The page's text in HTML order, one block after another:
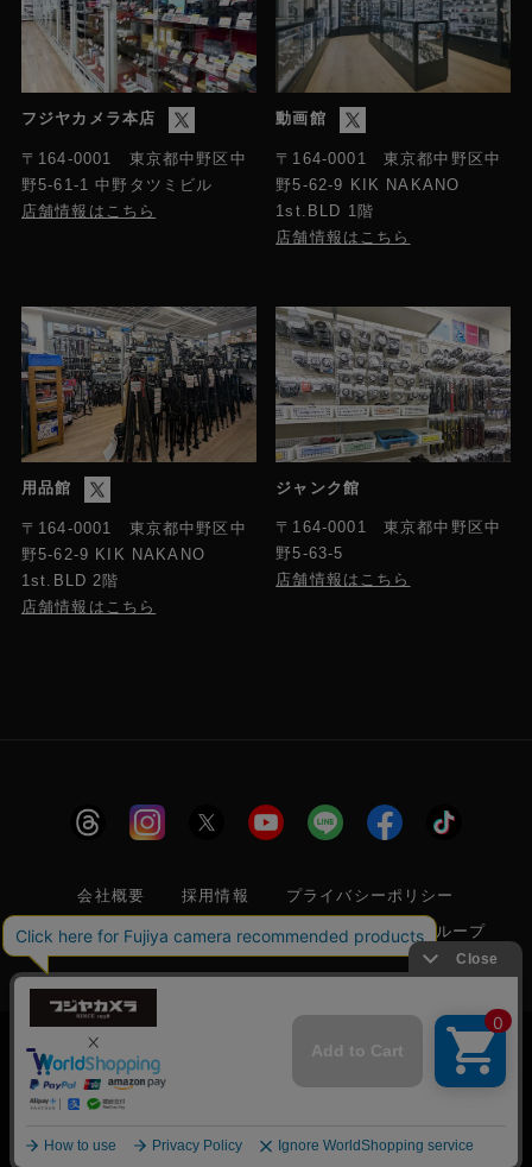
RJ-45 x 1（100BASE-TX / 1000BASE-T）
DC IN
DC JACK（添付ACアダプター専用）
無線LAN
IEEE802.11a/b/g/n/ac（2.4GHz/5GHz帯）、デュアル
アンテナ型内蔵無線LAN（MIMO方式）
別売SSDメディアアダプター（KA-MC100）の接続
に使用
付属品
取扱説明書（簡易版）
保証書
バッテリー（BN-VC296G）
ACアダプター
フジヤカメラ本店
〒164-0001 東京都中野区中
野5-61-1 中野タツミビル
店舗情報はこちら
動画館
〒164-0001 東京都中野区中
野5-62-9 KIK NAKANO
1st.BLD 1階
店舗情報はこちら
用品館
〒164-0001 東京都中野区中
野5-62-9 KIK NAKANO
1st.BLD 2階
店舗情報はこちら
ジャンク館
〒164-0001 東京都中野区中
野5-63-5
店舗情報はこちら
会社概要 採用情報
プライバシーポリシー
特定商取引に関する法律に基づく表示
フジヤグループ
商標登録 第5211024号 株式会社フジヤカメラ店 古物商許可番
号 東京都公安委員会 第304399601272号
© 2006 FUJIYACAMERA SHOP
当サイトでは利便性向上のためクッキー(Cookie)
を使用しています。クッキー(Cookie)の使用に関
しては「プライバシーポリシー」
をお読みくださ
い。
承諾する